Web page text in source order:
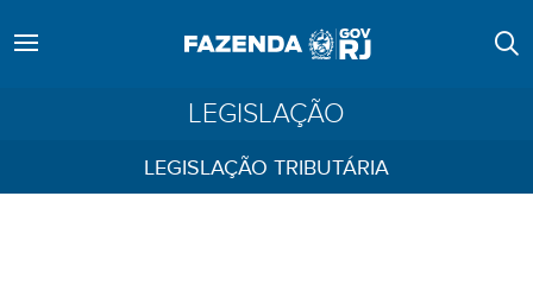
LEGISLAÇÃO
LEGISLAÇÃO TRIBUTÁRIA